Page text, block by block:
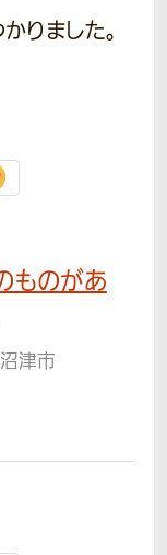
りました。
ものがあ
津市